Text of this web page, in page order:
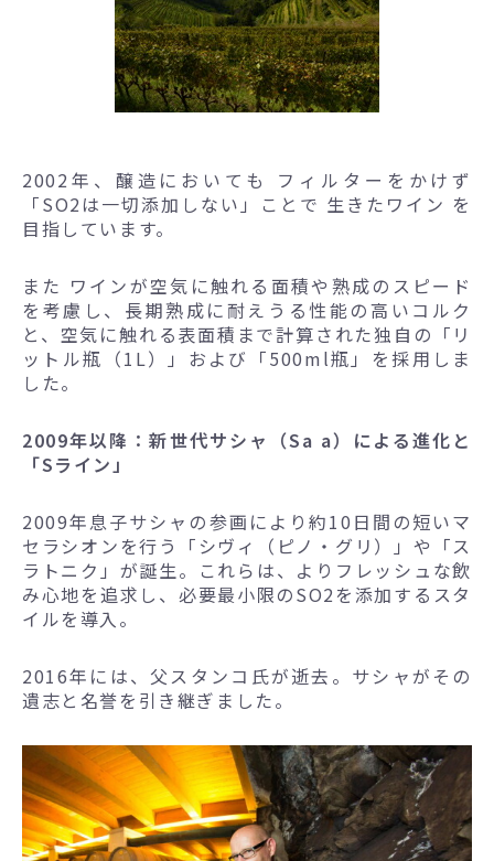
2002年、醸造においても フィルターをかけず
「SO2は一切添加しない」ことで 生きたワイン を
目指しています。
また ワインが空気に触れる面積や熟成のスピード
を考慮し、長期熟成に耐えうる性能の高いコルク
と、空気に触れる表面積まで計算された独自の「リ
ットル瓶（1L）」および「500ml瓶」を採用しま
した。
2009年以降：新世代サシャ（Sa a）による進化と
「Sライン」
2009年息子サシャの参画により約10日間の短いマ
セラシオンを行う「シヴィ（ピノ・グリ）」や「ス
ラトニク」が誕生。これらは、よりフレッシュな飲
み心地を追求し、必要最小限のSO2を添加するスタ
イルを導入。
2016年には、父スタンコ氏が逝去。サシャがその
遺志と名誉を引き継ぎました。